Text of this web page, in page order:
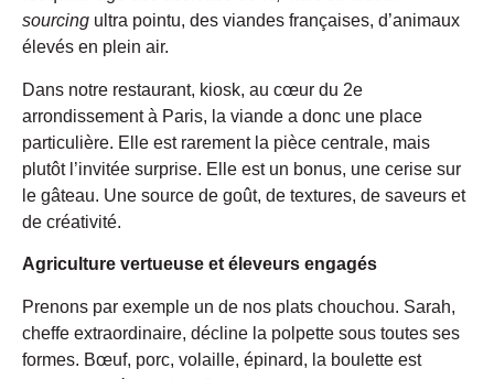
sourcing ultra pointu, des viandes françaises, d’animaux
élevés en plein air.
Dans notre restaurant, kiosk, au cœur du 2e
arrondissement à Paris, la viande a donc une place
particulière. Elle est rarement la pièce centrale, mais
plutôt l’invitée surprise. Elle est un bonus, une cerise sur
le gâteau. Une source de goût, de textures, de saveurs et
de créativité.
Agriculture vertueuse et éleveurs engagés
Prenons par exemple un de nos plats chouchou. Sarah,
cheffe extraordinaire, décline la polpette sous toutes ses
formes. Bœuf, porc, volaille, épinard, la boulette est